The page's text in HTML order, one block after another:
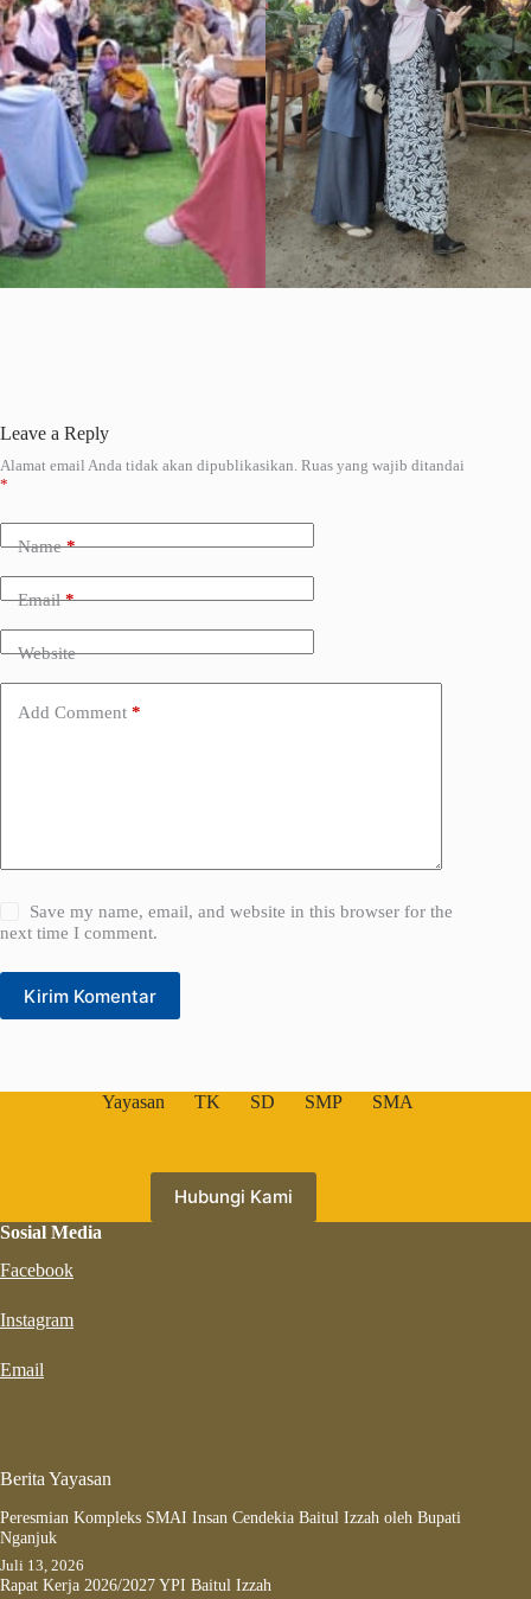
Leave a Reply
Alamat email Anda tidak akan dipublikasikan. Ruas yang wajib ditandai
*
Name*
Email*
Website
Add Comment *
Save my name, email, and website in this browser for the
next time I comment.
Kirim Komentar
A
l
r
n
v
e
Yayasan TK SD SMP SMA
Hubungi Kami
Sosial Media
Facebook
Instagram
Email
Berita Yayasan
Peresmian Kompleks SMAI Insan Cendekia Baitul Izzah oleh Bupati
Nganjuk
Juli 13, 2026
Rapat Kerja 2026/2027 YPI Baitul Izzah